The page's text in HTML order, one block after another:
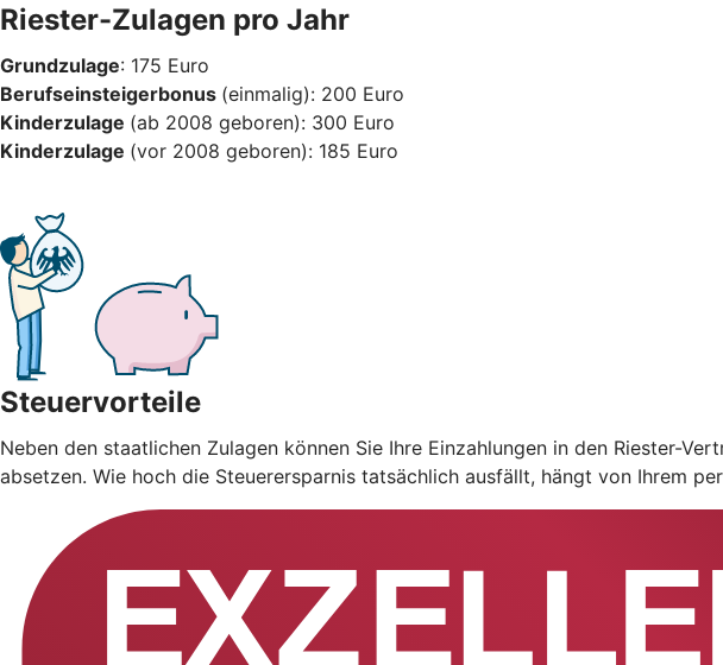
Riester-Zulagen pro Jahr
Grundzulage: 175 Euro
Berufseinsteigerbonus (einmalig): 200 Euro
Kinderzulage (ab 2008 geboren): 300 Euro
Kinderzulage (vor 2008 geboren): 185 Euro
Steuervorteile
Neben den staatlichen Zulagen können Sie Ihre Einzahlungen in den Riester-
absetzen. Wie hoch die Steuerersparnis tatsächlich ausfällt, hängt von Ihrem